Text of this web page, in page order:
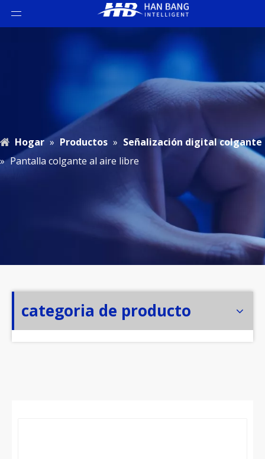
Hogar » Productos » Señalización digital colgante
» Pantalla colgante al aire libre
categoria de producto